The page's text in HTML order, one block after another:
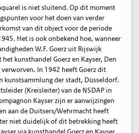
is niet sluitend. Op dit moment
voor het doen van verder
van dit object voor de periode
Het is ook onbekend hoe, wanneer
W.F. Goerz uit Rijswijk
kunsthandel Goerz en Kayser, Den
In 1942 heeft Goerz dit
kunstsammlung der stadt, Düsseldorf.
(Kreisleiter) van de NSDAP in
Kayser zijn er aanwijzingen
aan de Duitsers/Wehrmacht heeft
niet duidelijk of dit betrekking heeft